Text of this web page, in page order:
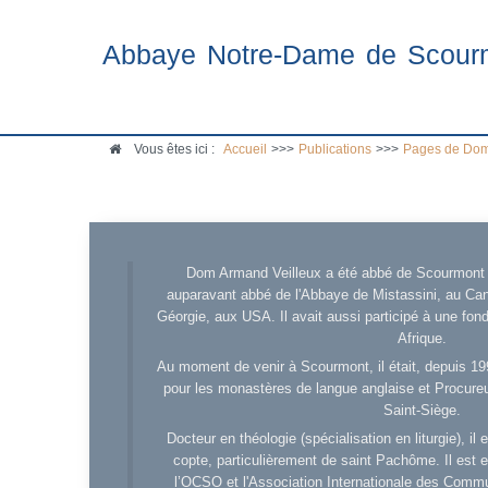
Abbaye Notre-Dame de
Vous êtes ici : Accueil >>> Publications >>> Pages de
Dom Armand Veilleux a été abbé de
auparavant abbé de l'Abbaye de Mistassini, au
Géorgie, aux USA. Il avait aussi participé à une
Afrique.
Au moment de venir à Scourmont, il était, depuis
pour les monastères de langue anglaise et
Saint-Siège.
Docteur en théologie (spécialisation en liturgie), il
copte, particulièrement de saint Pachôme. Il est
l’OCSO et l'Association Internationale des